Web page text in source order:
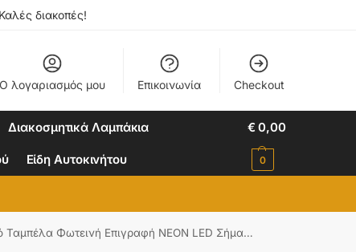
διακοπές!
Ο λογαριασμός μου Επικοινωνία Checkout
Διακοσμητικά Λαμπάκια
Είδη Αυτοκινήτου
€0,00
0
Σήμανσης STAR 5W με Καλώδιο Τροφοδοσίας USB – Μπαταρίας 3xAAA (Δεν Περιλαμβάνονται) – Γαλάζιο